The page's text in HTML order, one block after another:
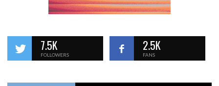
7.5K
FOLLOWERS
2.5K
FANS